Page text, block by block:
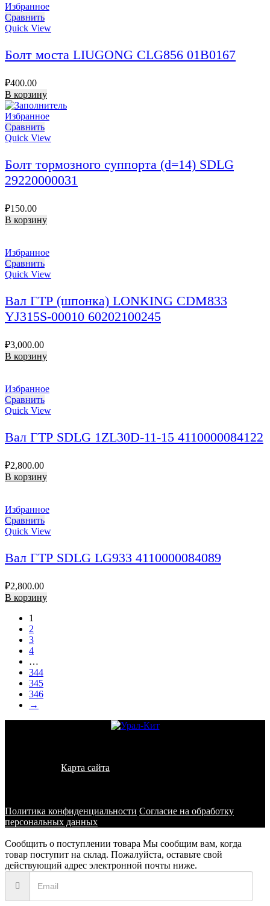
Избранное
Сравнить
Quick View
Болт моста LIUGONG CLG856 01B0167
₽400.00
В корзину
Избранное
Сравнить
Quick View
Болт тормозного суппорта (d=14) SDLG
29220000031
₽150.00
В корзину
Избранное
Сравнить
Quick View
Вал ГТР (шпонка) LONKING CDM833
YJ315S-00010 60202100245
₽3,000.00
В корзину
Избранное
Сравнить
Quick View
Вал ГТР SDLG 1ZL30D-11-15 4110000084122
₽2,800.00
В корзину
Избранное
Сравнить
Quick View
Вал ГТР SDLG LG933 4110000084089
₽2,800.00
В корзину
1
2
3
4
…
344
345
346
→
Карта сайта
Политика конфиденциальности Согласие на обработку
персональных данных
Сообщить о поступлении товара Мы сообщим вам, когда
товар поступит на склад. Пожалуйста, оставьте свой
действующий адрес электронной почты ниже.